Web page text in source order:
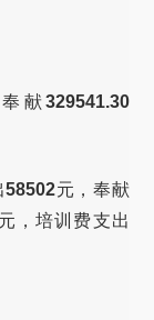
献329541.30
58502元，奉献
元，培训费支出